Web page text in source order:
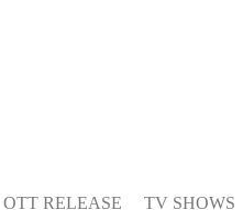
OTT RELEASE TV SHOWS